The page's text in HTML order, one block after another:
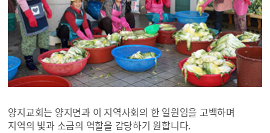
양지교회는 양지면과 이 지역사회의 한 일원임을 고백하며
지역의 빛과 소금의 역할을 감당하기 원합니다.